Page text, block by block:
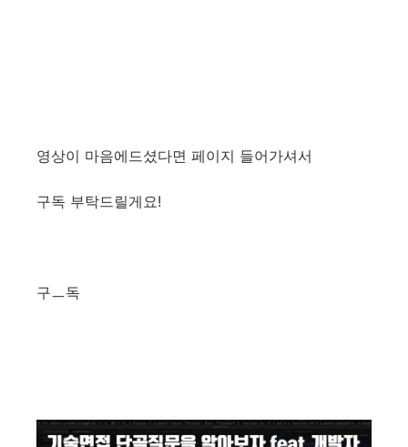
영상이 마음에드셨다면 페이지 들어가셔서
구독 부탁드릴게요!
구ㅡ독